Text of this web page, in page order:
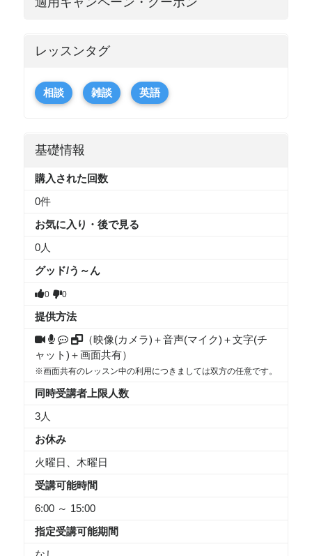
レッスンタグ
相談 雑談 英語
基礎情報
購入された回数
0件
お気に入り・後で見る
0人
グッド/う～ん
0 0
提供方法
（映像(カメラ)＋音声(マイク)＋文字(チ
ャット)＋画面共有）
※画面共有のレッスン中の利用につきましては双方の任意です。
同時受講者上限人数
3人
お休み
火曜日、木曜日
受講可能時間
6:00 ～ 15:00
指定受講可能期間